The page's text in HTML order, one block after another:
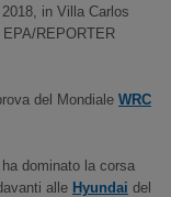
in Villa Carlos
REPORTER
del Mondiale WRC
dominato la corsa
alle Hyundai del